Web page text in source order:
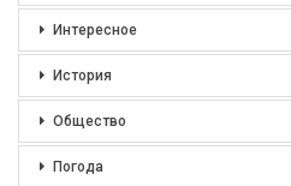
Интересное
История
Общество
Погода